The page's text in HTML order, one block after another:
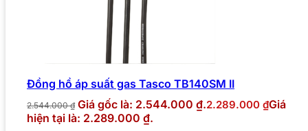
Đồng hồ áp suất gas Tasco TB140SM II
2.544.000₫ Giá gốc là: 2.544.000 ₫.2.289.000 ₫Giá
hiện tại là: 2.289.000 ₫.